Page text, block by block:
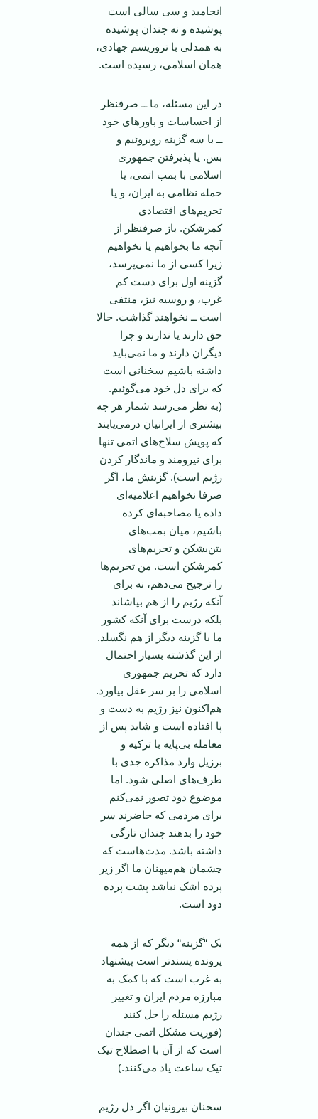
انجامید و سی سالی است
پوشیده و نه چندان پوشیده
به همدلی با تروریسم جهادی،‌‌
همان اسلامی، رسیده است.
در این مسئله، ما ــ صرفنظر
از احساسات و باور‌های خود
ــ با سه گزینه روبروئیم و
بس. یا پذیرفتن جمهوری
اسلامی با بمب اتمی، یا
حمله نظامی به ایران، و یا
تحریم‌های اقتصادی
کمرشکن. باز صرفنظر از
آنچه ما بخواهیم یا نخواهیم
زیرا کسی از ما نمی‌پرسد،
گزینه اول برای دست کم
غرب، و روسیه نیز، منتفی
است ــ نخواهند گذاشت. حالا
حق دارند یا ندارند و چرا
دیگران دارند و ما نمی‌باید
داشته باشیم سخنانی است
که برای دل خود می‌گوئیم.
(به نظر می‌رسد شمار هر چه
بیشتری از ایرانیان در‌می‌یابند
که پویش سلاح‌های اتمی تنها
برای نیرومند و ماندگار کردن
رژیم است). گزینش ما، اگر
صرفا نخواهیم اعلامیه‌ای
داده یا مصاحبه‌ای کرده
باشیم، میان بمب‌های
بتن‌بشکن و تحریم‌های
کمرشکن است. من تحریم‌ها
را ترجیح می‌دهم، نه برای
آنکه رژیم را از هم بپاشاند
بلکه درست برای آنکه کشور
ما با گزینه دیگر از هم نگسلد.
از این گذشته بسیار احتمال
دارد که تحریم جمهوری
اسلامی را بر سر عقل بیاورد.
هم‌اکنون نیز رژیم به دست و
پا افتاده است و شاید پس از
معامله بی‌پایه با ترکیه و
برزیل وارد مذاکره جدی با
طرف‌های اصلی شود. اما
موضوع دود تصور نمی‌کنم
برای مردمی که حاضرند سر
خود را بدهند چندان تازگی
داشته باشد. مدت‌هاست که
چشمان هم‌میهنان ما اگر زیر
پرده اشک نباشد پشت پرده
دود است.
یک “گزینه“ دیگر که از همه
پرونده ‌پسند‌تر است پیشنهاد
به غرب است که با کمک به
مبارزه مردم ایران و تغییر
رژیم مسئله را حل کنند
(فوریت مشکل اتمی چندان
است که از آن با اصطلاح تیک
تیک ساعت یاد می‌کنند.)
سخنان بیرونیان اگر دل رژیم